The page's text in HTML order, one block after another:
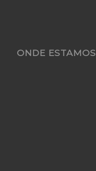
ONDE ESTAMOS